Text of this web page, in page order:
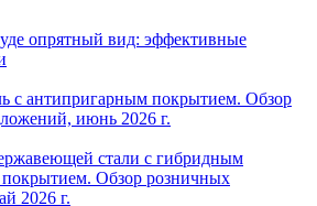
опрятный вид: эффективные
с антипригарным покрытием. Обзор
июнь 2026 г.
стали с гибридным
Обзор розничных
2026 г.